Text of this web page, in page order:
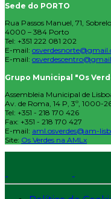
Sede do PORTO
Rua Passos Manuel, 71,
4000 – 384 Porto
Tel: +351 222 081 202
E-mail:
E-mail:
Grupo Municipal "Os
Assembleia Municipal de
Av. de Roma, 14 P, 3º, 1000-
Tel: +351 - 218 170 426
Fax: +351 - 218 170 427
E-mail: aml.osverdes@am-
Site: Os Verdes na AMLx